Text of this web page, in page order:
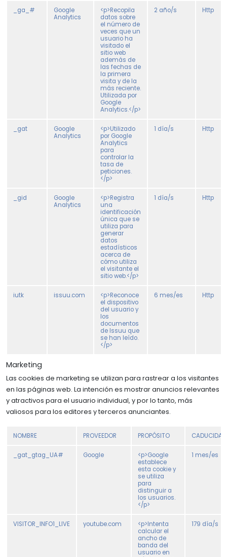
_ga_#
Google
Analytics
<p>Recopila
datos sobre
el número de
veces que un
usuario ha
visitado el
sitio web
además de
las fechas de
la primera
visita y de la
más reciente.
Utilizada por
Google
Analytics.</p>
2 año/s Http
_gat
Google
Analytics
<p>Utilizado
por Google
Analytics
para
controlar la
tasa de
peticiones.
</p>
1 día/s Http
_gid
Google
Analytics
<p>Registra
una
identificación
única que se
utiliza para
generar
datos
estadísticos
acerca de
cómo utiliza
el visitante el
sitio web.</p>
1 día/s Http
iutk issuu.com
<p>Reconoce
el dispositivo
del usuario y
los
documentos
de Issuu que
se han leído.
</p>
6 mes/es Http
Marketing
Las cookies de marketing se utilizan para rastrear a los visitantes
en las páginas web. La intención es mostrar anuncios relevantes
y atractivos para el usuario individual, y por lo tanto, más
valiosos para los editores y terceros anunciantes.
NOMBRE PROVEEDOR PROPÓSITO CADUCIDAD
_gat_gtag_UA# Google
<p>Google
establece
esta cookie y
se utiliza
para
distinguir a
los usuarios.
</p>
1 mes/es
VISITOR_INFO1_LIVE youtube.com
<p>Intenta
calcular el
ancho de
banda del
usuario en
179 día/s